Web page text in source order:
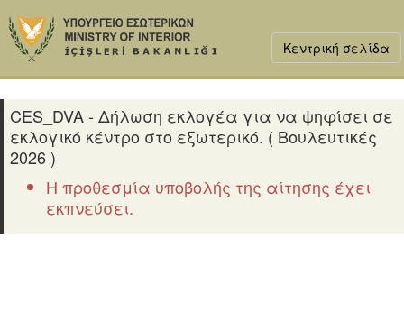
Κεντρική σελίδα
CES_DVA - Δήλωση εκλογέα για να ψηφίσει σε
εκλογικό κέντρο στο εξωτερικό. ( Βουλευτικές
2026 )
Η προθεσμία υποβολής της αίτησης έχει
εκπνεύσει.